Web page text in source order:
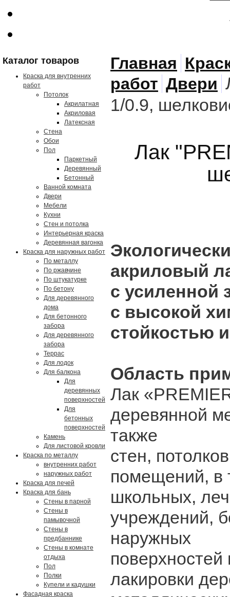
Каталог товаров
Краска для внутренних
работ
Потолок
Акрилатная
Акриловая
Латексная
Стена
Обои
Пол
Паркетный
Деревянный
Бетонный
Ванной комната
Двери
Мебели
Кухни
Стен и потолка
Интерьерная краска
Деревянная вагонка
Краска для наружных работ
По металлу
По ржавчине
По штукатурке
По бетону
Для деревянного
дома
Для бетонного
забора
Для деревянного
забора
Террас
Для лодок
Для балкона
Для
деревянных
поверхностей
Для
бетонных
поверхностей
Камень
Для листовой кровли
Краска по металлу
внутренних работ
наружных работ
Краска для печей
Краска для бань
Стены в парной
Стены в
памывочной
Стены в
предбаннике
Стены в комнате
отдыха
Пол
Полки
Купели и кадушки
Фасадная краска
Главная
работ Двери
1/0.9,
Лак
акриловый
с усиленной
с высокой
стойкостью
Область
Лак
деревянной
также
стен,
помещений, в
школьных,
учреждений,
наружных
лакировки